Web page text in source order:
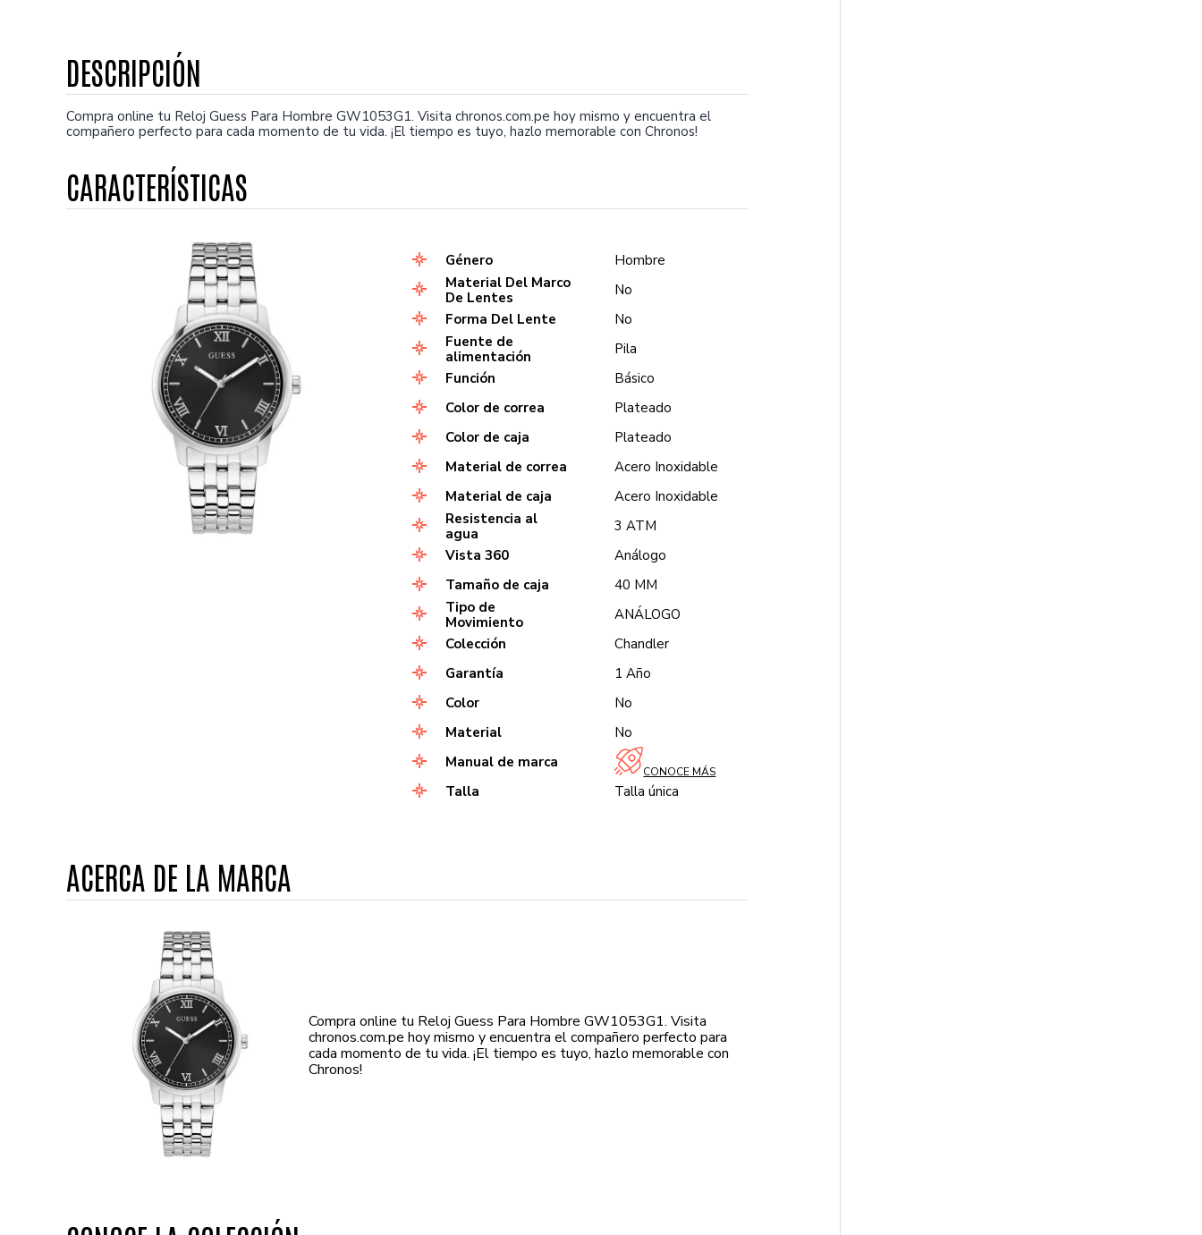
Compra online tu Reloj Guess Para Hombre GW1053G1. Visita chronos.com.pe hoy mismo y encuentra el
compañero perfecto para cada momento de tu vida. ¡El tiempo es tuyo, hazlo memorable con Chronos!
Género
Hombre
Material Del Marco
De Lentes
No
Forma Del Lente
No
Fuente de
alimentación
Pila
Función
Básico
Color de correa
Plateado
Color de caja
Plateado
Material de correa
Acero Inoxidable
Material de caja
Acero Inoxidable
Resistencia al
agua
3 ATM
Vista 360
Análogo
Tamaño de caja
40 MM
Tipo de
Movimiento
ANÁLOGO
Colección
Chandler
Garantía
1 Año
Color
No
Material
No
Manual de marca
CONOCE MÁS
Talla Talla única
ACERCA DE LA MARCA
Compra online tu Reloj Guess Para Hombre GW1053G1. Visita
chronos.com.pe hoy mismo y encuentra el compañero perfecto para
cada momento de tu vida. ¡El tiempo es tuyo, hazlo memorable con
Chronos!